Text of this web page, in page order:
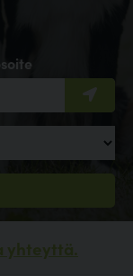
yhteyttä.